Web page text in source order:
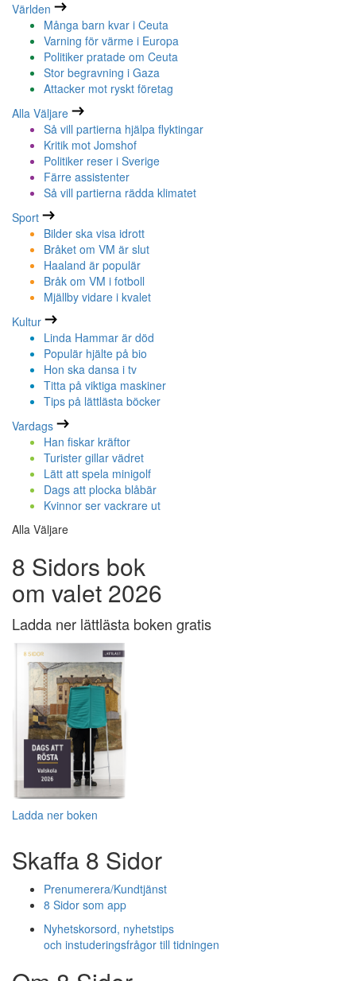
Världen
Många barn kvar i Ceuta
Varning för värme i Europa
Politiker pratade om Ceuta
Stor begravning i Gaza
Attacker mot ryskt företag
Alla Väljare
Så vill partierna hjälpa flyktingar
Kritik mot Jomshof
Politiker reser i Sverige
Färre assistenter
Så vill partierna rädda klimatet
Sport
Bilder ska visa idrott
Bråket om VM är slut
Haaland är populär
Bråk om VM i fotboll
Mjällby vidare i kvalet
Kultur
Linda Hammar är död
Populär hjälte på bio
Hon ska dansa i tv
Titta på viktiga maskiner
Tips på lättlästa böcker
Vardags
Han fiskar kräftor
Turister gillar vädret
Lätt att spela minigolf
Dags att plocka blåbär
Kvinnor ser vackrare ut
Alla Väljare
8 Sidors bok
om valet 2026
Ladda ner lättlästa boken gratis
Ladda ner boken
Skaffa 8 Sidor
Prenumerera/Kundtjänst
8 Sidor som app
Nyhetskorsord, nyhetstips
och instuderingsfrågor till tidningen